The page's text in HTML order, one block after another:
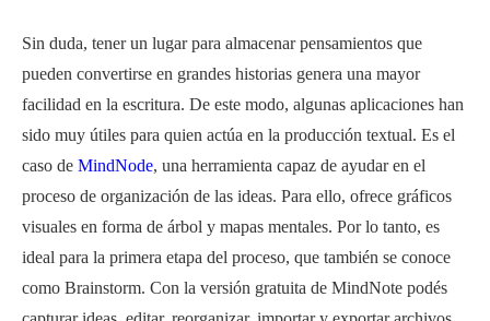
Sin duda, tener un lugar para almacenar pensamientos que
pueden convertirse en grandes historias genera una mayor
facilidad en la escritura. De este modo, algunas aplicaciones han
sido muy útiles para quien actúa en la producción textual. Es el
caso de MindNode, una herramienta capaz de ayudar en el
proceso de organización de las ideas. Para ello, ofrece gráficos
visuales en forma de árbol y mapas mentales. Por lo tanto, es
ideal para la primera etapa del proceso, que también se conoce
como Brainstorm. Con la versión gratuita de MindNote podés